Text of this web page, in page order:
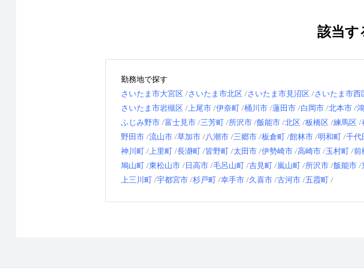
該当す
勤務地で探す
さいたま市大宮区 さいたま市北区 さいたま市見沼区 さいたま市西
さいたま市岩槻区 上尾市 伊奈町 桶川市 蓮田市 白岡市 北本市
ふじみ野市 富士見市 三芳町 所沢市 飯能市 北区 板橋区 練馬区
野田市 流山市 草加市 八潮市 三郷市 板倉町 館林市 明和町 千代
神川町 上里町 長瀞町 皆野町 太田市 伊勢崎市 高崎市 玉村町 前
鳩山町 東松山市 日高市 毛呂山町 吉見町 嵐山町 所沢市 飯能市
上三川町 宇都宮市 杉戸町 幸手市 久喜市 古河市 五霞町